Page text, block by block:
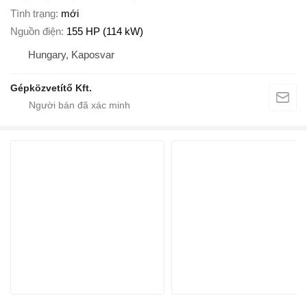
Tình trạng mới
Nguồn điện 155 HP (114 kW)
Hungary, Kaposvar
Gépközvetítő Kft.